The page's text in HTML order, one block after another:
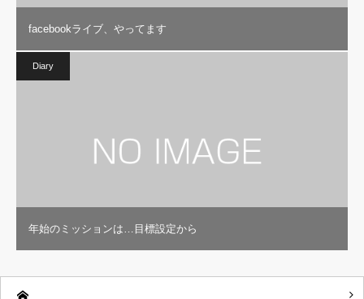
facebookライブ、やってます
Diary
年始のミッションは…目標設定から